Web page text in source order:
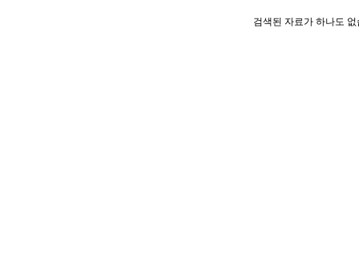
검색된 자료가 하나도 없